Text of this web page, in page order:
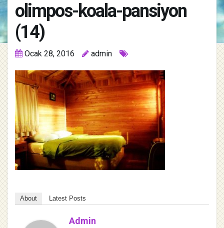
olimpos-koala-pansiyon
(14)
Ocak 28, 2016 admin
About Latest Posts
Admin